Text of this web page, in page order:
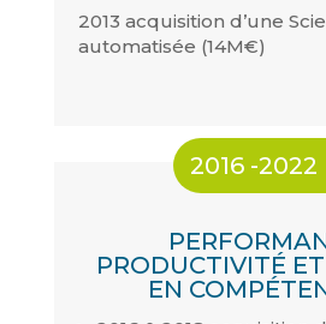
2013 acquisition d’une
automatisée (14M€)
2016 -2022
PRODUCTIVITÉ
EN